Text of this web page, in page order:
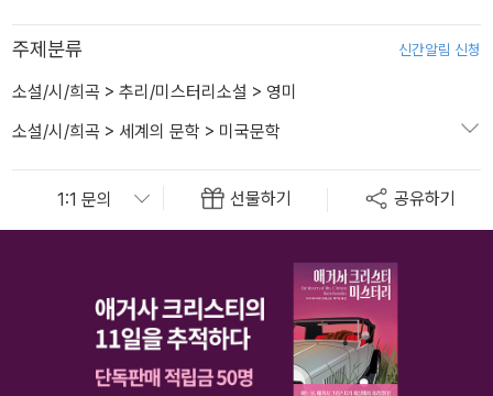
주제분류 신간알림 신청
소설/시/희곡 > 추리/미스터리소설 > 영미
소설/시/희곡 > 세계의 문학 > 미국문학
선물하기 공유하기